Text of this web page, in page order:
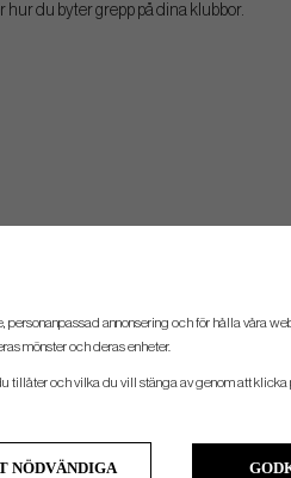
hur du byter grepp på dina klubbor.
annonsering och för hålla våra
mönster och deras enheter.
och vilka du vill stänga av genom att klicka
NÖDVÄNDIGA